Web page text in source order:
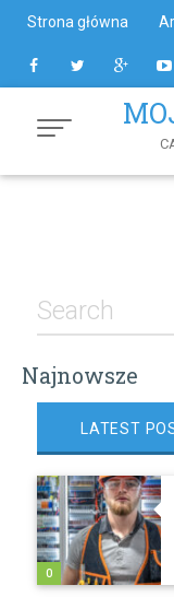
Content
Strona główna
Najnowsze
LATEST
0